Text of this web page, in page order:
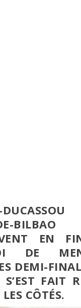
EN
DE
DEMI-
FAIT
CÔTÉS.